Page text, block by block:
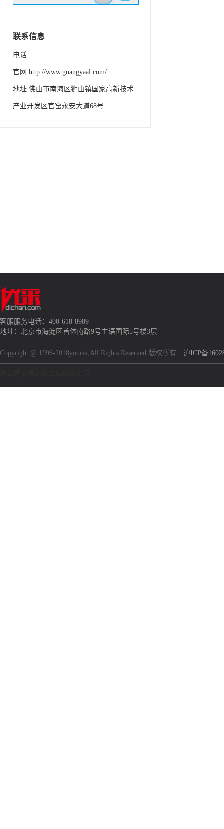
联系信息
电话:
官网:http://www.guangyaal.com/
地址:佛山市南海区狮山镇国家高新技术
产业开发区官窑永安大道68号
客服服务电话：400-618-8989
地址：北京市海淀区首体南路9号主语国际5号楼3层
Copyright @ 1996-2018youcai,All Rights Reserved 版权所有 沪ICP备